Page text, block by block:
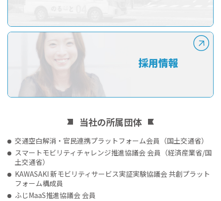
採用情報
当社の所属団体
交通空白解消・官民連携プラットフォーム会員（国土交通省）
スマートモビリティチャレンジ推進協議会 会員（経済産業省/国
土交通省）
KAWASAKI 新モビリティサービス実証実験協議会 共創プラット
フォーム構成員
ふじMaaS推進協議会 会員